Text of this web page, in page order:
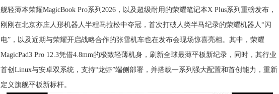
舰轻薄本荣耀MagicBook Pro系列2026，以及超级耐用的荣耀笔记本X Plus系列重磅发布，
刚刚在北京亦庄人形机器人半程马拉松中夺冠，首次打破人类半马纪录的荣耀机器人“闪
电”，以及近期与荣耀开启战略合作的张雪机车也在发布会现场惊喜亮相。其中，荣耀
MagicPad3 Pro 12.3凭借4.8mm的极致轻薄机身，刷新全球最薄平板新纪录，同时，其行业
首创Linux与安卓双系统，支持“龙虾”端侧部署，并搭载一系列强大配置和首创能力，重新
定义旗舰平板新标杆。